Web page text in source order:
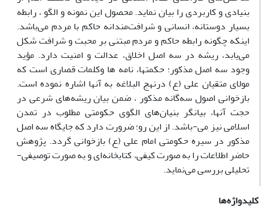
بنیادی و کاربردی را بیان نماید. محصول این نمونه و الگو ، رابطه
بسیار دوستانه، انسانی و شرافت‌مندانه حاکم با مردم می‌باشد.
اینکه چگونه رابطه حاکم و مردم مبتنی بر محبت و شرافت شکل
می‌یابد، ریشه در سه اصل اخلاق، عدالت و امنیت دارد. مؤید
وجود سه اصل مذکور؛ حکمتها، نامه ها وکلمات قصاری است که
مولای متقیان علی (ع) درنهج البلاغه به آنها اشاره نموده است.
بازخوانی اصول سه‌گانه مذکور ، ضمن بیان ریشه‌های شرعی در
حجت آنها، بیانگر بنیان‌های الگوی حکومتی مطلوب در تمدن
اسلامی نیز می-باشد. از این رو؛ ضرورت دارد که جایگاه سه اصل
مذکور در سیره حکومتی امام علی (ع) بازخوانی گردد. پژوهش
حاضر اطلاعات را به صورت کیفی، کتابخانه‌ای و به صورت توصیفی-
تحلیلی بررسی می‌نماید.
کلیدواژه‌ها